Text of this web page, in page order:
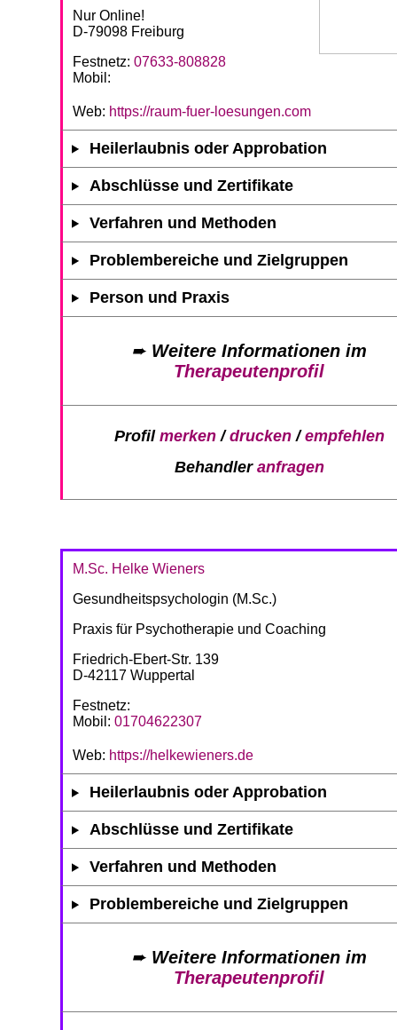
Nur Online!
D-79098 Freiburg
Festnetz: 07633-808828
Mobil:
Web: https://raum-fuer-loesungen.com
Heilerlaubnis oder Approbation
Abschlüsse und Zertifikate
Verfahren und Methoden
Problembereiche und Zielgruppen
Person und Praxis
➨ Weitere Informationen im
Therapeutenprofil
Profil merken/drucken/empfehlen
Behandler anfragen
M.Sc. Helke Wieners
Gesundheitspsychologin (M.Sc.)
Praxis für Psychotherapie und Coaching
Friedrich-Ebert-Str. 139
D-42117 Wuppertal
Festnetz:
Mobil: 01704622307
Web: https://helkewieners.de
Heilerlaubnis oder Approbation
Abschlüsse und Zertifikate
Verfahren und Methoden
Problembereiche und Zielgruppen
➨ Weitere Informationen im
Therapeutenprofil